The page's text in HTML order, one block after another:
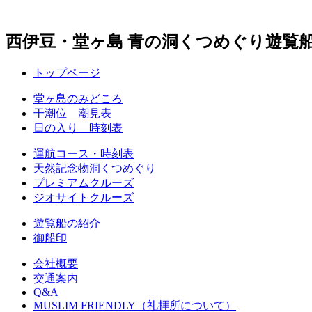
西伊豆・堂ヶ島 青の洞くつめぐり遊覧
トップページ
堂ヶ島のみどころ
干潮位 潮見表
日の入り 時刻表
運航コース・時刻表
天然記念物洞くつめぐり
プレミアムクルーズ
ジオサイトクルーズ
遊覧船の紹介
御船印
会社概要
交通案内
Q&A
MUSLIM FRIENDLY（礼拝所について）